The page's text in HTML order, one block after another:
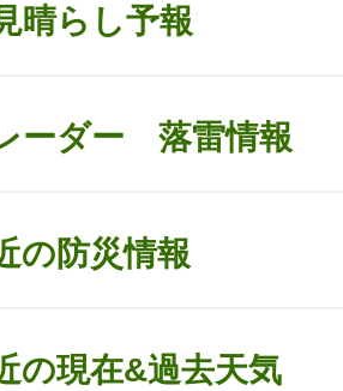
晴らし予報
ーダー 落雷情報
の防災情報
の現在&過去天気